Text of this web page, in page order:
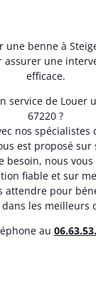
une benne à
assurer une
efficace.
service de Louer
67220 ?
nos
est proposé
besoin, nous
fiable et sur
attendre pour
les meilleurs
au